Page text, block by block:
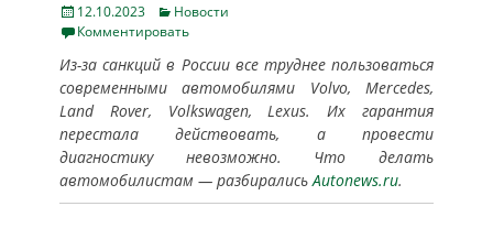
Posted
on
12.10.2023 Categories
Новости
Комментировать
Из-за санкций в России все труднее пользоваться
современными автомобилями Volvo, Mercedes,
Land Rover, Volkswagen, Lexus. Их гарантия
перестала действовать, а провести
диагностику невозможно. Что делать
автомобилистам — разбиралисьAutonews.ru.